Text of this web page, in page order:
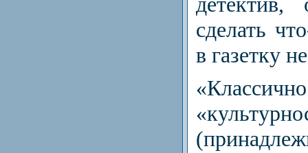
сделать
в газетку